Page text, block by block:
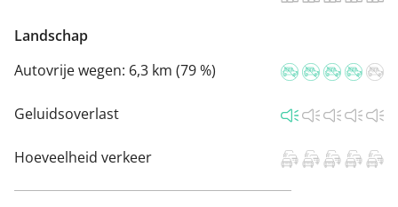
Landschap
Autovrije wegen: 6,3 km (79 %)
Geluidsoverlast
Hoeveelheid verkeer